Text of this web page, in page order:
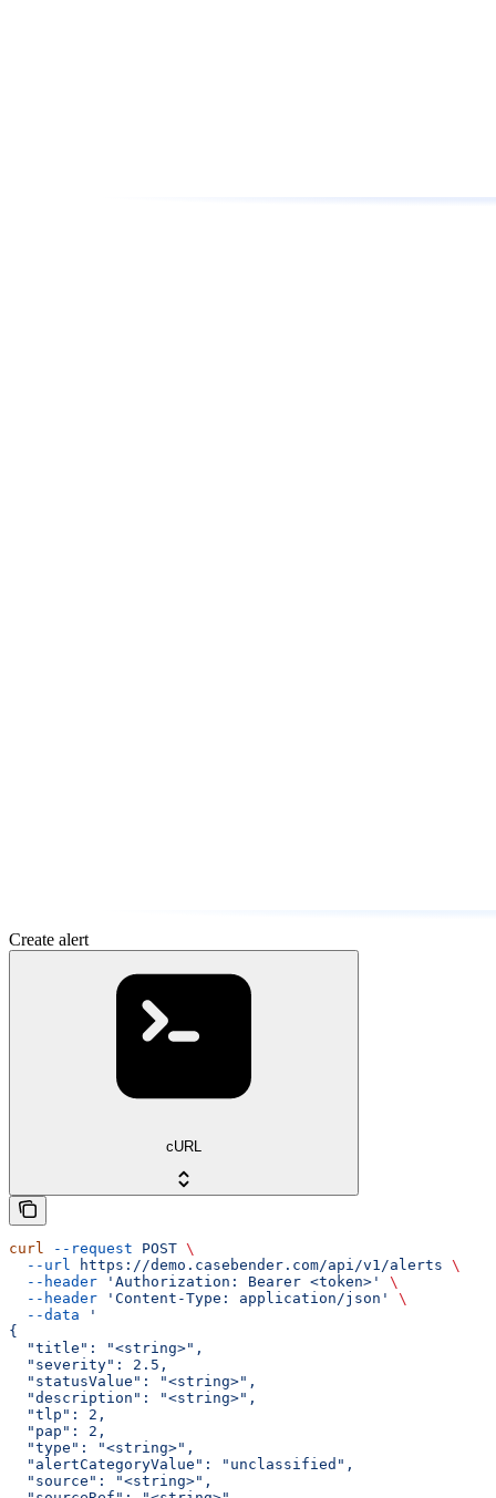
Create alert
cURL
curl --request POST \
  --url
https://demo.casebender.com/api/v1/alerts \
  --header
'Authorization: Bearer <token>'
\
  --header
'Content-Type: application/json'
\
  --data
'
{
  "title": "<string>",
  "severity": 2.5,
  "statusValue": "<string>",
  "description": "<string>",
  "tlp": 2,
  "pap": 2,
  "type": "<string>",
  "alertCategoryValue": "unclassified",
  "source": "<string>",